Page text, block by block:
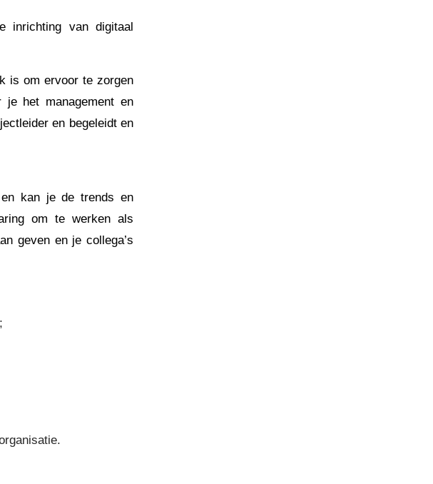
inrichting van digitaal
is om ervoor te zorgen
het management en
en begeleidt en
kan je de trends en
om te werken als
geven en je collega’s